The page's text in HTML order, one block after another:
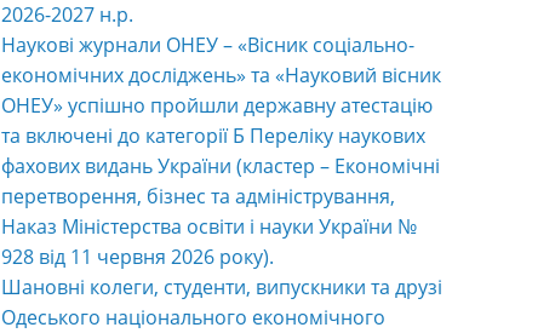
2026-2027 н.р.
Наукові журнали ОНЕУ – «Вісник соціально-
економічних досліджень» та «Науковий вісник
ОНЕУ» успішно пройшли державну атестацію
та включені до категорії Б Переліку наукових
фахових видань України (кластер – Економічні
перетворення, бізнес та адміністрування,
Наказ Міністерства освіти і науки України №
928 від 11 червня 2026 року).
Шановні колеги, студенти, випускники та друзі
Одеського національного економічного